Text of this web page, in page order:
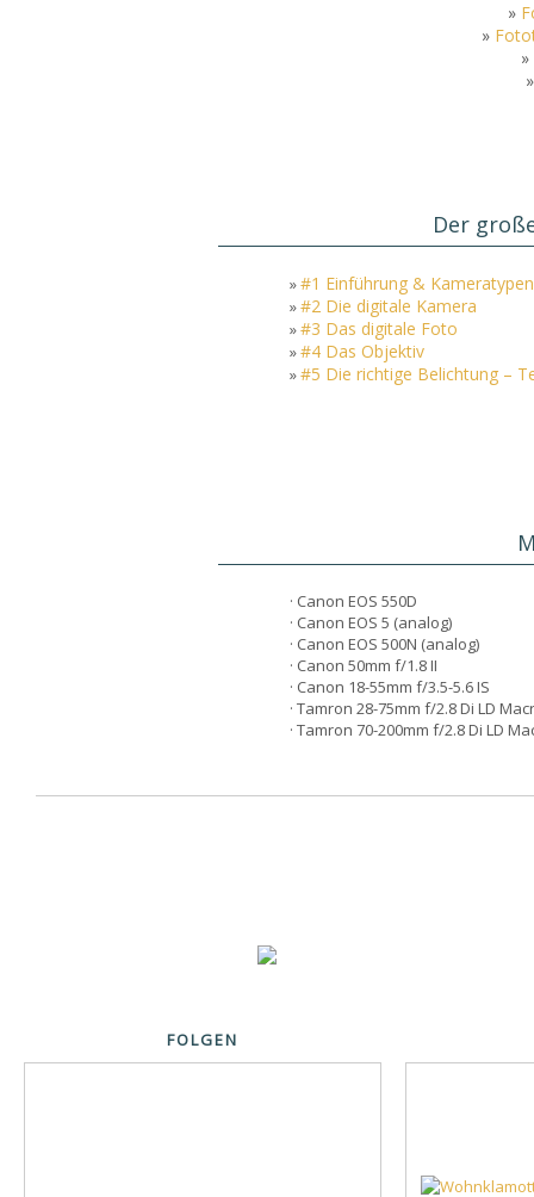
»
»
»
Der
»#1 Einführung & Kameratypen
»#2 Die digitale Kamera
»#3 Das digitale Foto
»#4 Das Objektiv
»#5 Die richtige Belichtung –
· Canon EOS 550D
· Canon EOS 5 (analog)
· Canon EOS 500N (analog)
· Canon 50mm f/1.8 II
· Canon 18-55mm f/3.5-5.6 IS
· Tamron 28-75mm f/2.8 Di LD
· Tamron 70-200mm f/2.8 Di LD
FOLGEN